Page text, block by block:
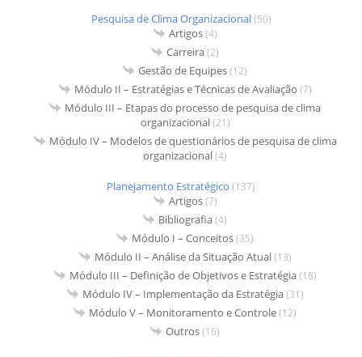
Pesquisa de Clima Organizacional(50)
Artigos(4)
Carreira(2)
Gestão de Equipes(12)
Módulo II – Estratégias e Técnicas de Avaliação (7)
Módulo III – Etapas do processo de pesquisa de clima
organizacional(21)
Módulo IV – Modelos de questionários de pesquisa de clima
organizacional(4)
Planejamento Estratégico (137)
Artigos(7)
Bibliografia(4)
Módulo I – Conceitos(35)
Módulo II – Análise da Situação Atual(13)
Módulo III – Definição de Objetivos e Estratégia(18)
Módulo IV – Implementação da Estratégia(31)
Módulo V – Monitoramento e Controle(12)
Outros(16)